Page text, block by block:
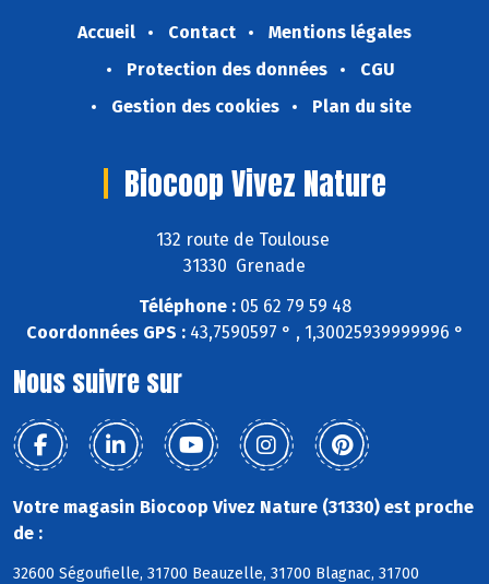
Accueil Contact
Mentions légales
Protection des données
CGU
Gestion des cookies
Plan du site
Biocoop Vivez Nature
132 route de Toulouse
31330 Grenade
Téléphone :05 62 79 59 48
Coordonnées GPS :43,7590597 ° , 1,30025939999996 °
Nous suivre sur
Votre magasin Biocoop Vivez Nature (31330) est proche
de :
32600 Ségoufielle, 31700 Beauzelle, 31700 Blagnac, 31700